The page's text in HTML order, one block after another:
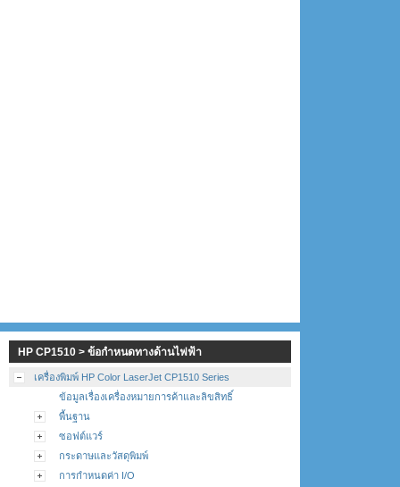
HP CP1510 > ข้อกำหนดทางด้านไฟฟ้า
เครื่องพิมพ์ HP Color LaserJet CP1510 Series
ข้อมูลเรื่องเครื่องหมายการค้าและลิขสิทธิ์
พื้นฐาน
ซอฟต์แวร์
กระดาษและวัสดุพิมพ์
การกำหนดค่า I/O